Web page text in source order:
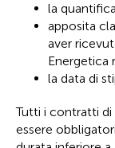
la
apposita
aver
Energetica
la data di
Tutti i contratti
essere